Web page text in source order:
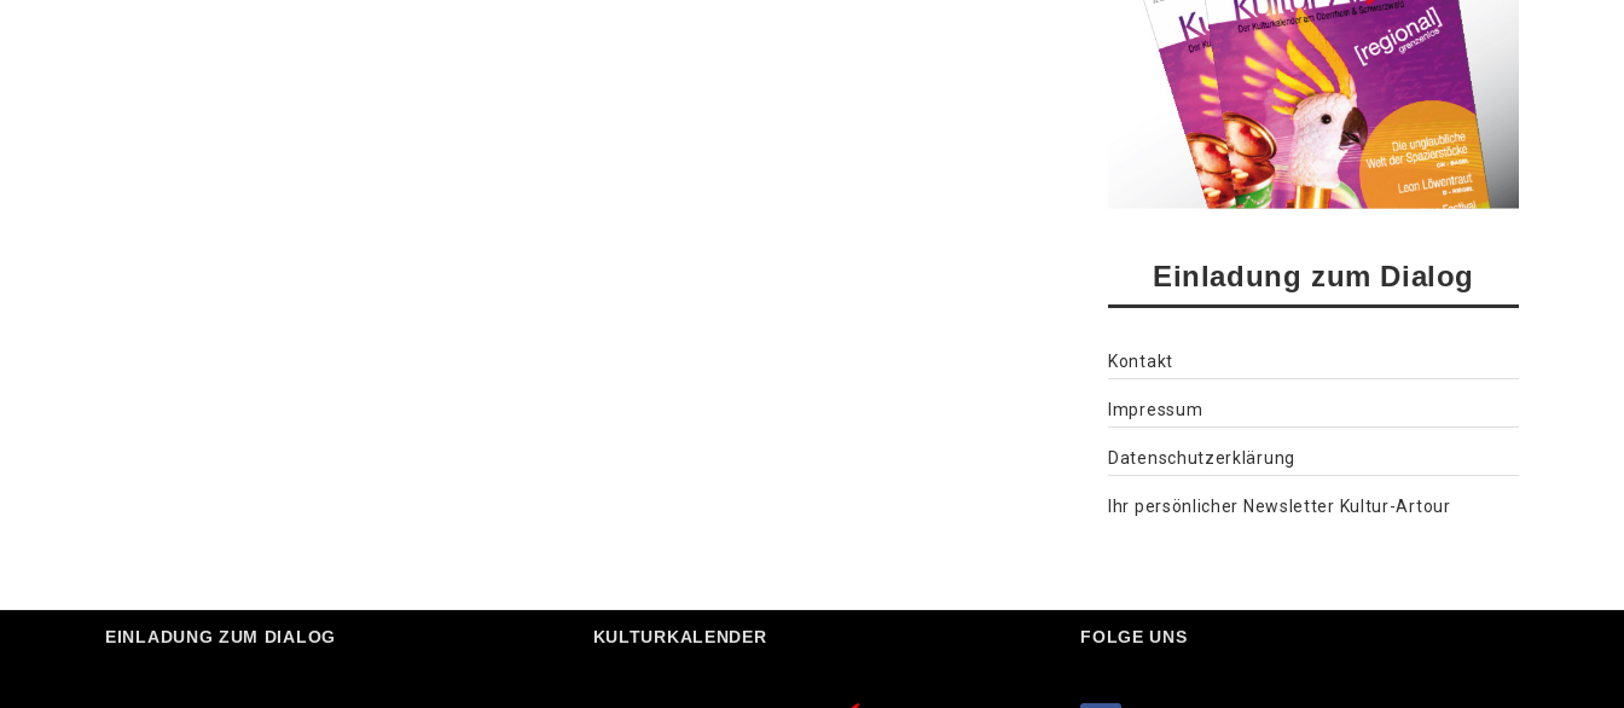
Einladung zum Dialog
Kontakt
Impressum
Datenschutzerklärung
Ihr persönlicher Newsletter Kultur-Artour
EINLADUNG ZUM DIALOG KULTURKALENDER FOLGE UNS